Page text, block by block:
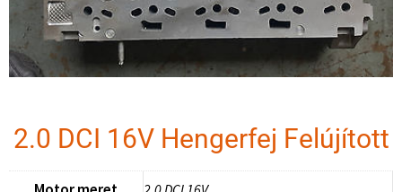
2.0 DCI 16V Hengerfej Felújított